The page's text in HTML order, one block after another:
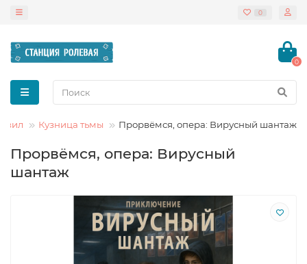
0
0
Кузница тьмы Прорвёмся, опера: Вирусный шантаж
Прорвёмся, опера: Вирусный
шантаж